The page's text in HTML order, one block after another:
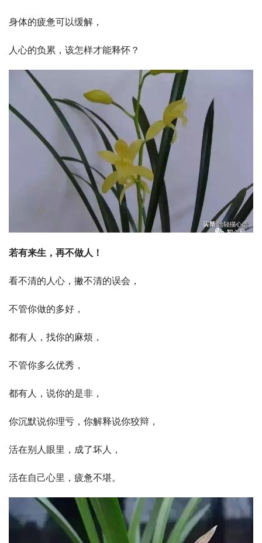
身体的疲惫可以缓解，
人心的负累，该怎样才能释怀？
若有来生，再不做人！
看不清的人心，撇不清的误会，
不管你做的多好，
都有人，找你的麻烦，
不管你多么优秀，
都有人，说你的是非，
你沉默说你理亏，你解释说你狡辩，
活在别人眼里，成了坏人，
活在自己心里，疲惫不堪。